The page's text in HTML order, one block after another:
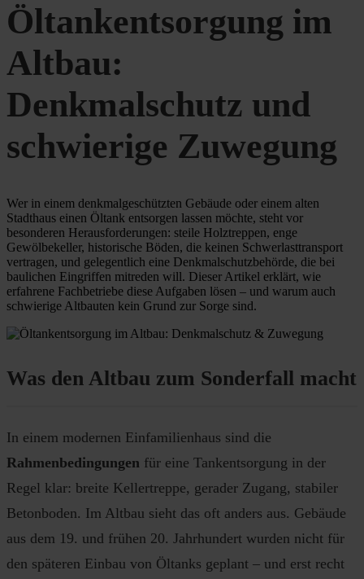
Öltankentsorgung im
Altbau:
Denkmalschutz und
schwierige Zuwegung
Wer in einem denkmalgeschützten Gebäude oder einem alten
Stadthaus einen Öltank entsorgen lassen möchte, steht vor
besonderen Herausforderungen: steile Holztreppen, enge
Gewölbekeller, historische Böden, die keinen Schwerlasttransport
vertragen, und gelegentlich eine Denkmalschutzbehörde, die bei
baulichen Eingriffen mitreden will. Dieser Artikel erklärt, wie
erfahrene Fachbetriebe diese Aufgaben lösen – und warum auch
schwierige Altbauten kein Grund zur Sorge sind.
Was den Altbau zum Sonderfall macht
In einem modernen Einfamilienhaus sind die
Rahmenbedingungen für eine Tankentsorgung in der
Regel klar: breite Kellertreppe, gerader Zugang, stabiler
Betonboden. Im Altbau sieht das oft anders aus. Gebäude
aus dem 19. und frühen 20. Jahrhundert wurden nicht für
den späteren Einbau von Öltanks geplant – und erst recht